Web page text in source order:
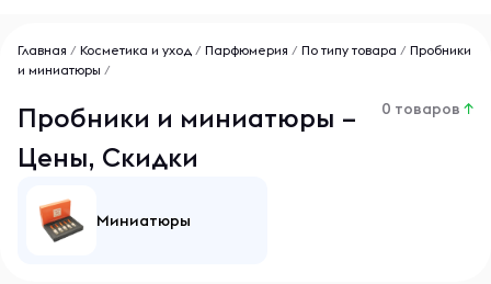
Главная / Косметика и уход / Парфюмерия / По типу товара / Пробники
и миниатюры /
Пробники и миниатюры –
Цены, Скидки
0 товаров ↑
Миниатюры